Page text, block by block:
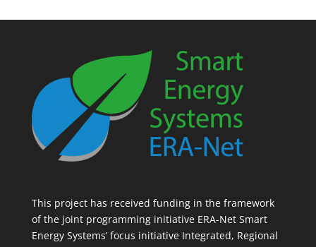
This project has received funding in the framework
of the joint programming initiative ERA-Net Smart
Energy Systems’ focus initiative Integrated, Regional